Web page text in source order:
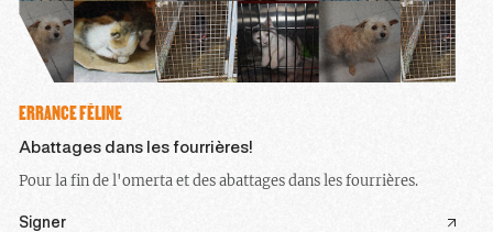
ERRANCE FÉLINE
Abattages dans les fourrières!
Pour la fin de l'omerta et des abattages dans les fourrières.
Signer